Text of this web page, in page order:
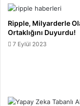
Dolara
Yükseltti!
Açtı:
Binance'e
Büyük
Transfer
Ripple, Milyarderle
Ortaklığını Duyurdu!
7 Eylül 2023